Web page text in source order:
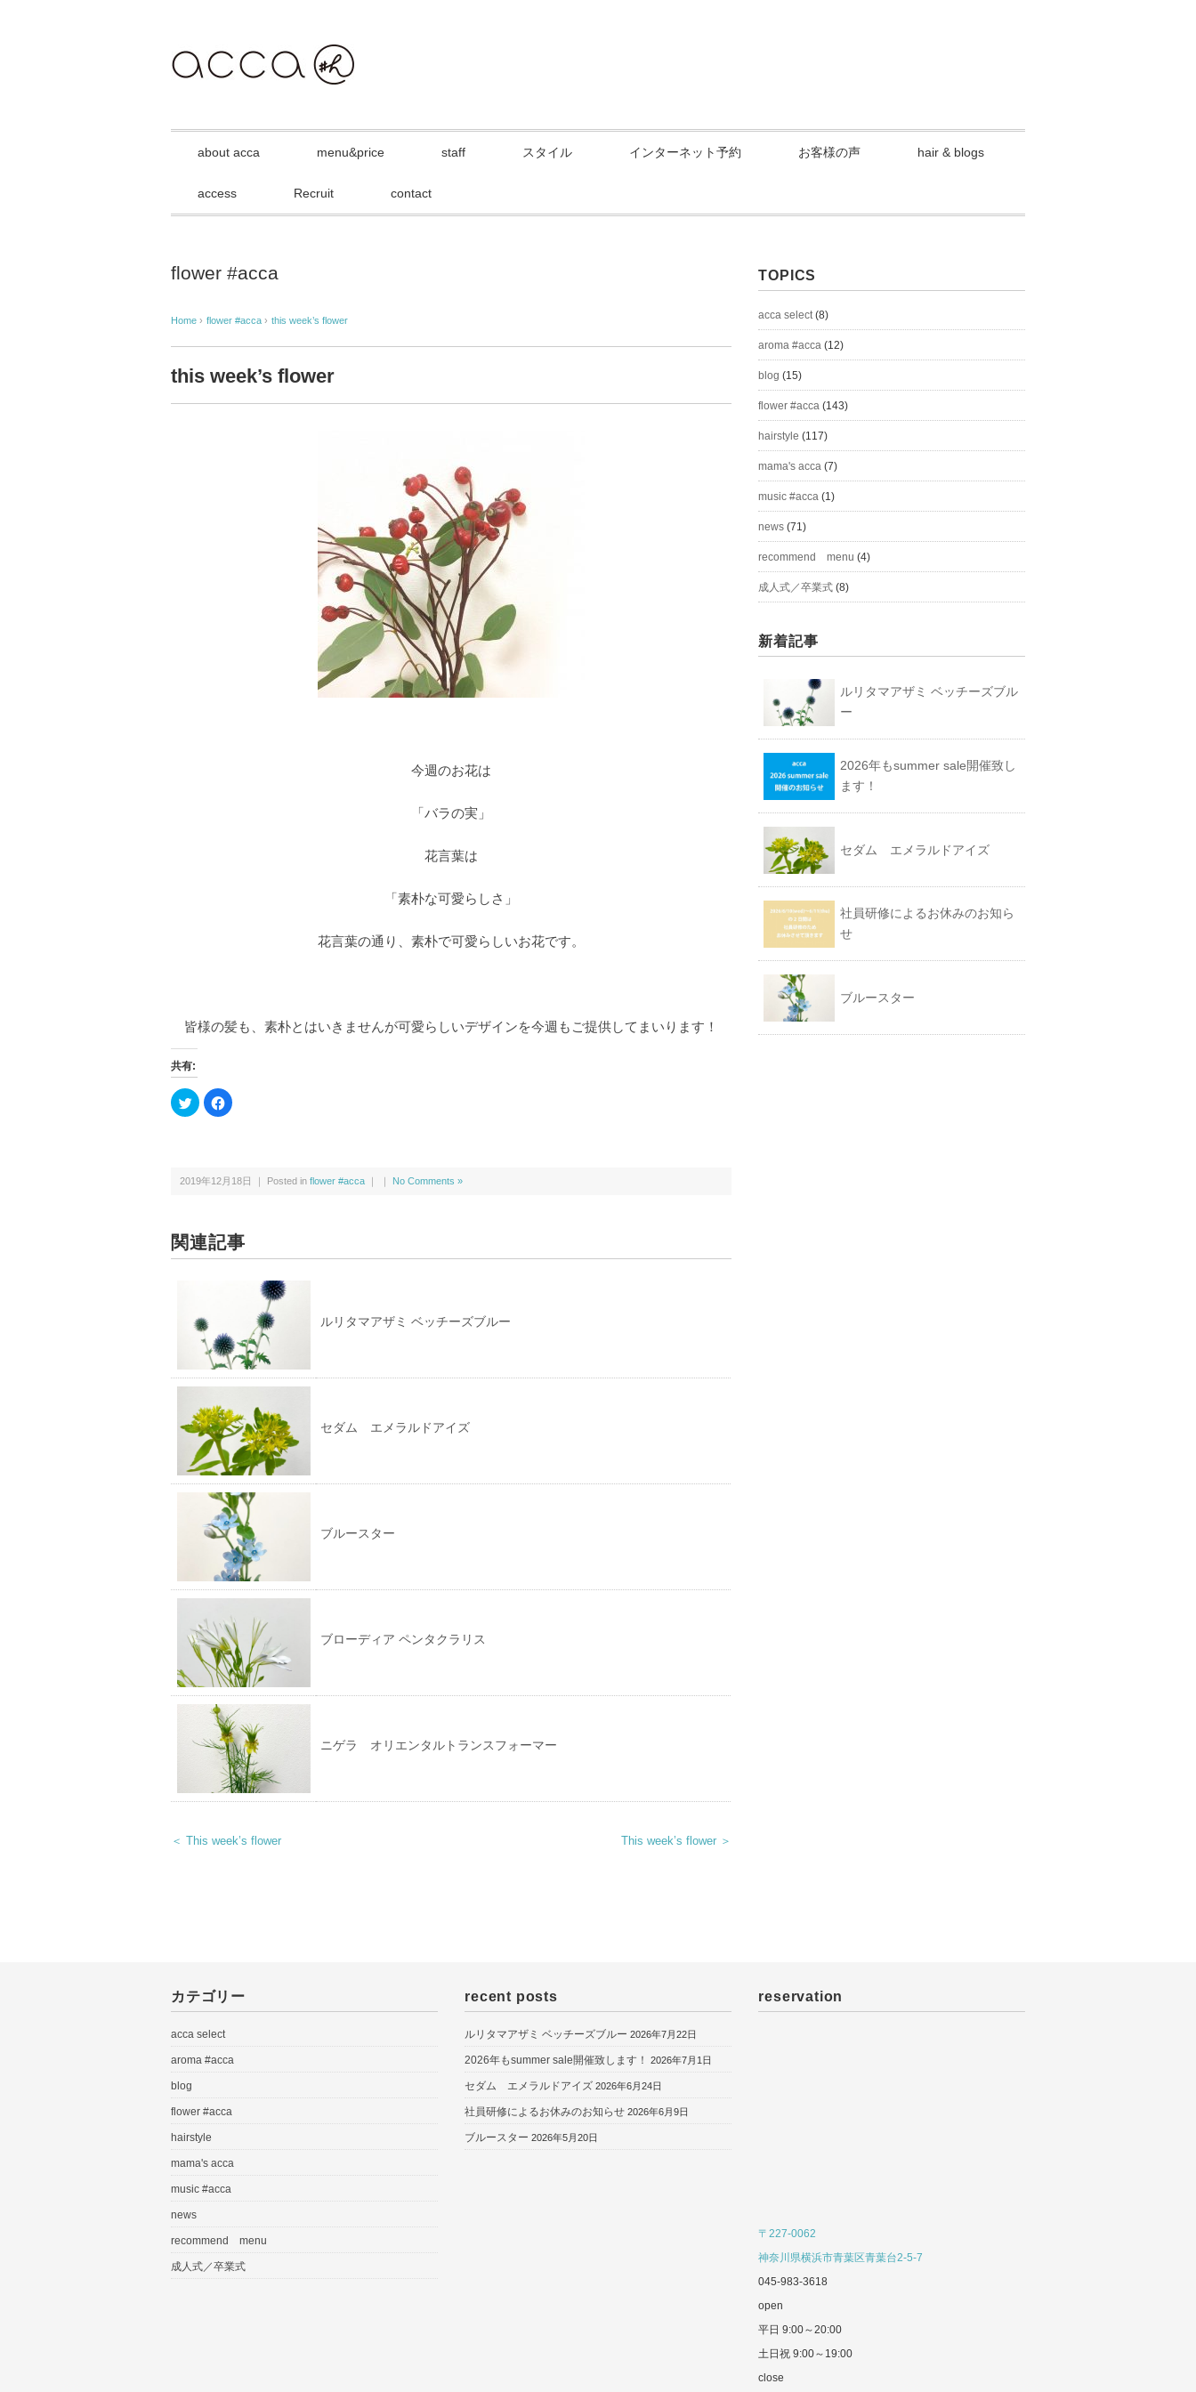
about acca menu&price staff スタイル インターネット予約 お客様の声 hair & blogs
access Recruit contact
flower #acca
Home › flower #acca › this week’s flower
this week’s flower
今週のお花は
「バラの実」
花言葉は
「素朴な可愛らしさ」
花言葉の通り、素朴で可愛らしいお花です。
皆様の髪も、素朴とはいきませんが可愛らしいデザインを今週もご提供してまいります！
共有:
ク
リ
w
i
で
共
有
ン
ド
ウ
き
ま
F
a
k
で
に
は
ク
だ
さ
い
(新
し
い
ィ
ン
ド
ウ
で
開
き
ま
す)
2019年12月18日 ｜ Posted in flower #acca ｜ ｜ No Comments »
関連記事
ルリタマアザミ ベッチーズブルー
セダム エメラルドアイズ
ブルースター
ブローディア ペンタクラリス
ニゲラ オリエンタルトランスフォーマー
＜ This week’s flower This week’s flower ＞
TOPICS
acca select(8)
aroma #acca (12)
blog (15)
flower #acca (143)
hairstyle (117)
mama's acca (7)
music #acca (1)
news (71)
recommend menu (4)
成人式／卒業式 (8)
新着記事
ルリタマアザミ ベッチーズブル
ー
2026年もsummer sale開催致し
ます！
セダム エメラルドアイズ
社員研修によるお休みのお知ら
せ
ブルースター
カテゴリー
acca select
aroma #acca
blog
flower #acca
hairstyle
mama's acca
music #acca
news
recommend menu
成人式／卒業式
recent posts
ルリタマアザミ ベッチーズブルー 2026年7月22日
2026年もsummer sale開催致します！ 2026年7月1日
セダム エメラルドアイズ 2026年6月24日
社員研修によるお休みのお知らせ 2026年6月9日
ブルースター 2026年5月20日
reservation
〒227-0062
神奈川県横浜市青葉区青葉台2-5-7
045-983-3618
open
平日 9:00～20:00
土日祝 9:00～19:00
close